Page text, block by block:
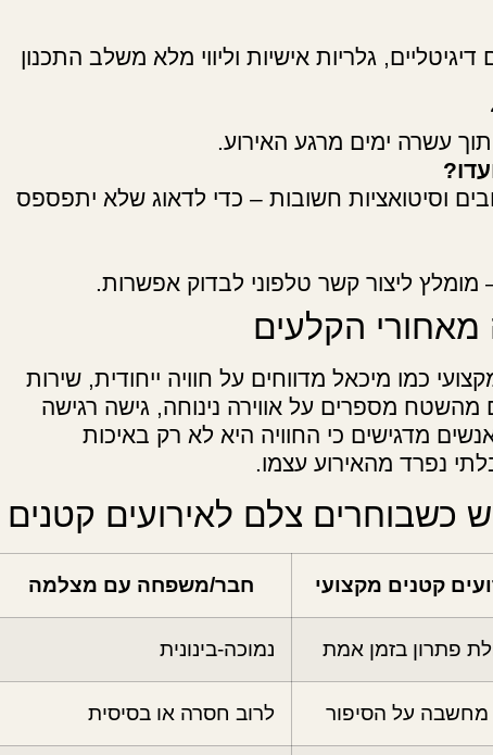
גלריות אישיות וליווי מלא משלב התכנון
עשרה ימים מרגע האירוע.
וסיטואציות חשובות – כדי לדאוג שלא יתפספס
ליצור קשר טלפוני לבדוק אפשרות.
הקלעים
כמו מיכאל מדווחים על חוויה ייחודית, שירות
מהשטח מספרים על אווירה נינוחה, גישה רגישה
מדגישים כי החוויה היא לא רק באיכות
נפרד מהאירוע עצמו.
כשבוחרים צלם לאירועים קטנים
קטנים מקצועי חבר/משפחה עם מצלמה
פתרון בזמן אמת נמוכה-בינונית
מחשבה על הסיפור לרוב חסרה או בסיסית